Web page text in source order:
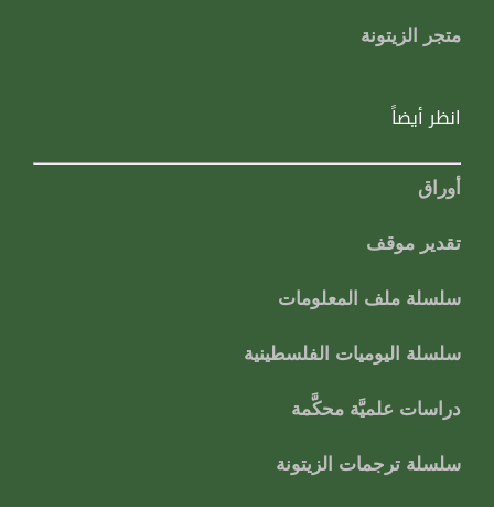
متجر الزيتونة
انظر أيضاً
أوراق
تقدير موقف
سلسلة ملف المعلومات
سلسلة اليوميات الفلسطينية
دراسات علميَّة محكَّمة
سلسلة ترجمات الزيتونة